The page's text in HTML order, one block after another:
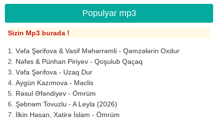
Populyar mp3
Sizin Mp3 burada !
Vəfa Şərifova & Vasif Məhərrəmli - Qəmzələrin Oxdur
Nəfəs & Pünhan Piriyev - Qoşulub Qaçaq
Vəfa Şərifova - Uzaq Dur
Aygün Kazımova - Məclis
Rəsul Əfəndiyev - Ömrüm
Şəbnəm Tovuzlu - A Leyla (2026)
İlkin Hasan, Xatirə İslam - Ömrüm